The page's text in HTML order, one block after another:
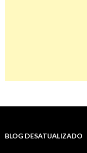
BLOG DESATUALIZADO